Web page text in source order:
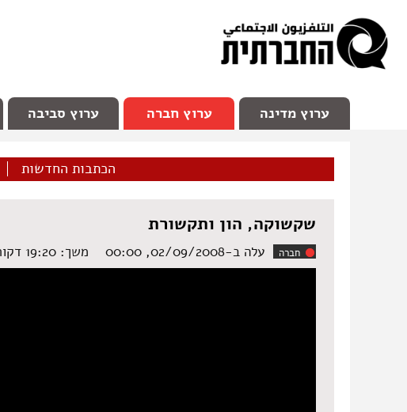
ערוץ מדינה ערוץ חברה ערוץ סביבה
הכתבות החדשות
שקשוקה, הון ותקשורת
חברה עלה ב-02/09/2008, 00:00 משך: ‏19:20 דקות